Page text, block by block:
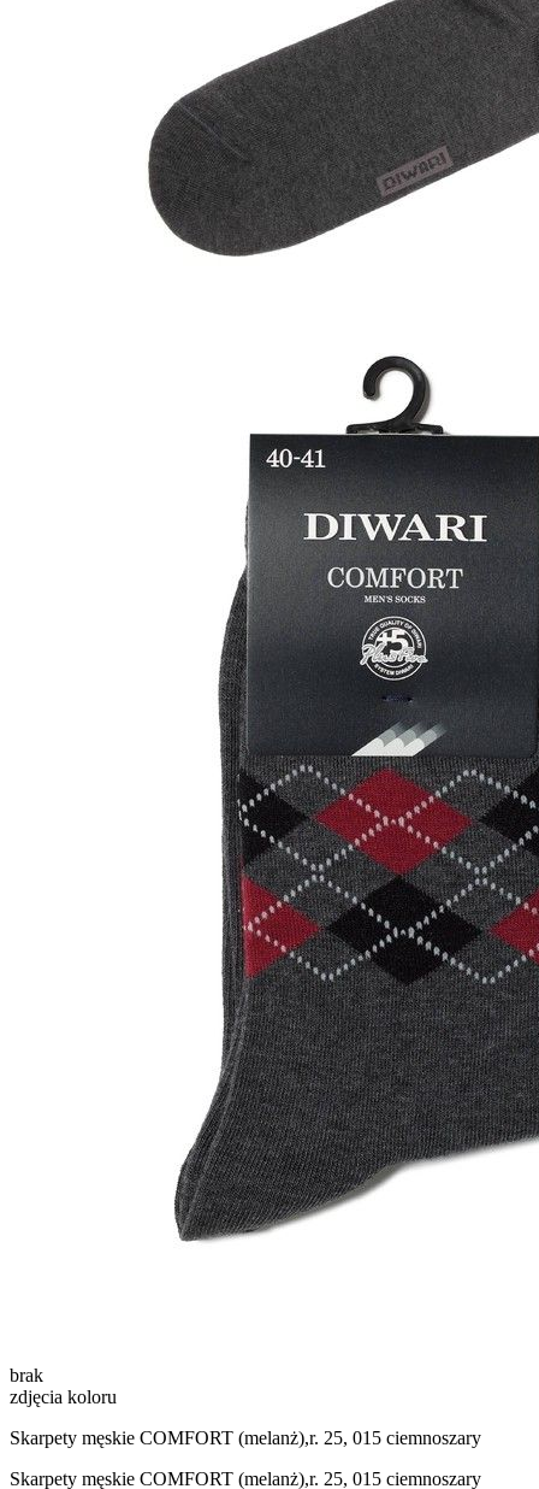
brak
zdjęcia koloru
Skarpety męskie COMFORT (melanż),r. 25, 015 ciemnoszary
Skarpety męskie COMFORT (melanż),r. 25, 015 ciemnoszary